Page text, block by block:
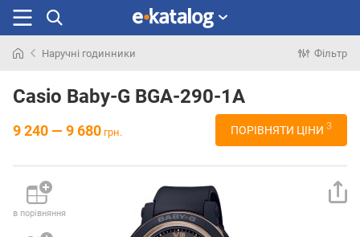
раніше
Наручні годинники Фільтр
Casio Baby-G BGA-290-1A
9 240 — 9 680 грн. ПОРІВНЯТИ ЦІНИ 3
в порівняння